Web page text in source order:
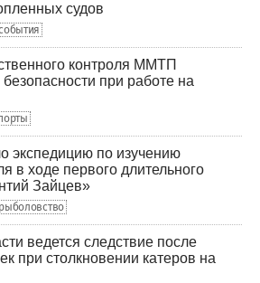
судов
контроля ММТП
при работе на
по изучению
в ходе первого длительного
Зайцев»
рыболовство
ведется следствие после
при столкновении катеров на